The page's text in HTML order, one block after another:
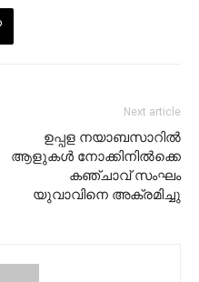
Next article
ഉപ്പള നയാബസാറിൽ
ആളുകള്‍ നോക്കിനില്‍ക്കെ
കഞ്ചാവ് സംഘം
യുവാവിനെ അക്രമിച്ചു